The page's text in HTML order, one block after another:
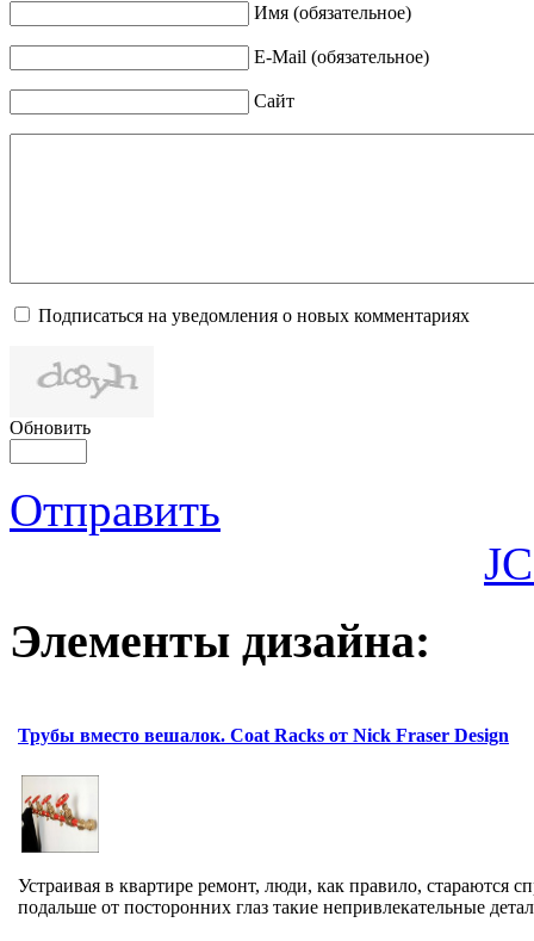
Имя (обязательное)
E-Mail (обязательное)
Сайт
Подписаться на уведомления о новых комментариях
Обновить
Отправить
Элементы дизайна:
Трубы вместо вешалок. Coat Racks от Nick Fraser Design
Устраивая в квартире ремонт, люди, как правило, стараются
подальше от посторонних глаз такие непривлекательные